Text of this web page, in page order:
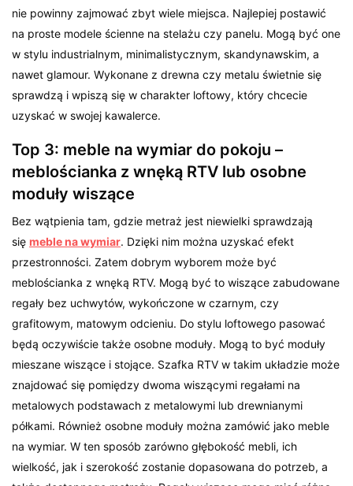
nie powinny zajmować zbyt wiele miejsca. Najlepiej postawić
na proste modele ścienne na stelażu czy panelu. Mogą być one
w stylu industrialnym, minimalistycznym, skandynawskim, a
nawet glamour. Wykonane z drewna czy metalu świetnie się
sprawdzą i wpiszą się w charakter loftowy, który chcecie
uzyskać w swojej kawalerce.
Top 3: meble na wymiar do pokoju –
meblościanka z wnęką RTV lub osobne
moduły wiszące
Bez wątpienia tam, gdzie metraż jest niewielki sprawdzają
sięmeble na wymiar. Dzięki nim można uzyskać efekt
przestronności. Zatem dobrym wyborem może być
meblościanka z wnęką RTV. Mogą być to wiszące zabudowane
regały bez uchwytów, wykończone w czarnym, czy
grafitowym, matowym odcieniu. Do stylu loftowego pasować
będą oczywiście także osobne moduły. Mogą to być moduły
mieszane wiszące i stojące. Szafka RTV w takim układzie może
znajdować się pomiędzy dwoma wiszącymi regałami na
metalowych podstawach z metalowymi lub drewnianymi
półkami. Również osobne moduły można zamówić jako meble
na wymiar. W ten sposób zarówno głębokość mebli, ich
wielkość, jak i szerokość zostanie dopasowana do potrzeb, a